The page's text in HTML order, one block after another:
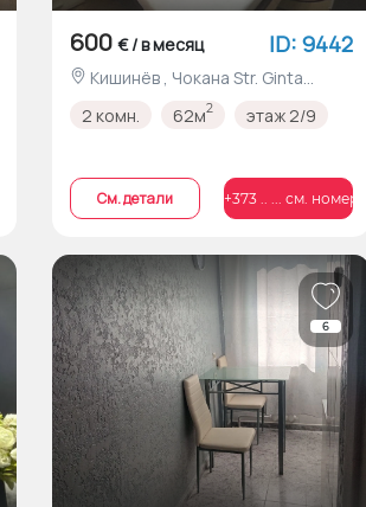
600 € / в месяц ID: 9442
2 комн. 62м2 этаж 2/9
Cм. детали +373 .. ... см. номер
6